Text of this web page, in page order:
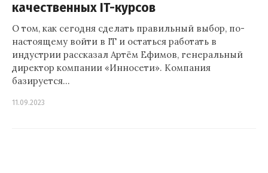
качественных IT-курсов
О том, как сегодня сделать правильный выбор, по-
настоящему войти в IT и остаться работать в
индустрии рассказал Артём Ефимов, генеральный
директор компании «Инносети». Компания
базируется…
11.09.2023